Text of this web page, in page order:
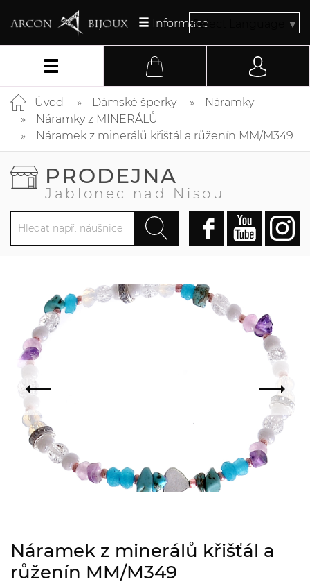
InformaceSelect Language ▼
Úvod Dámské šperky
Náramky
Náramky z MINERÁLŮ
Náramek z minerálů křišťál a růženín MM/M349
PRODEJNA
Jablonec nad Nisou
Náramek z minerálů křišťál a
růženín MM/M349